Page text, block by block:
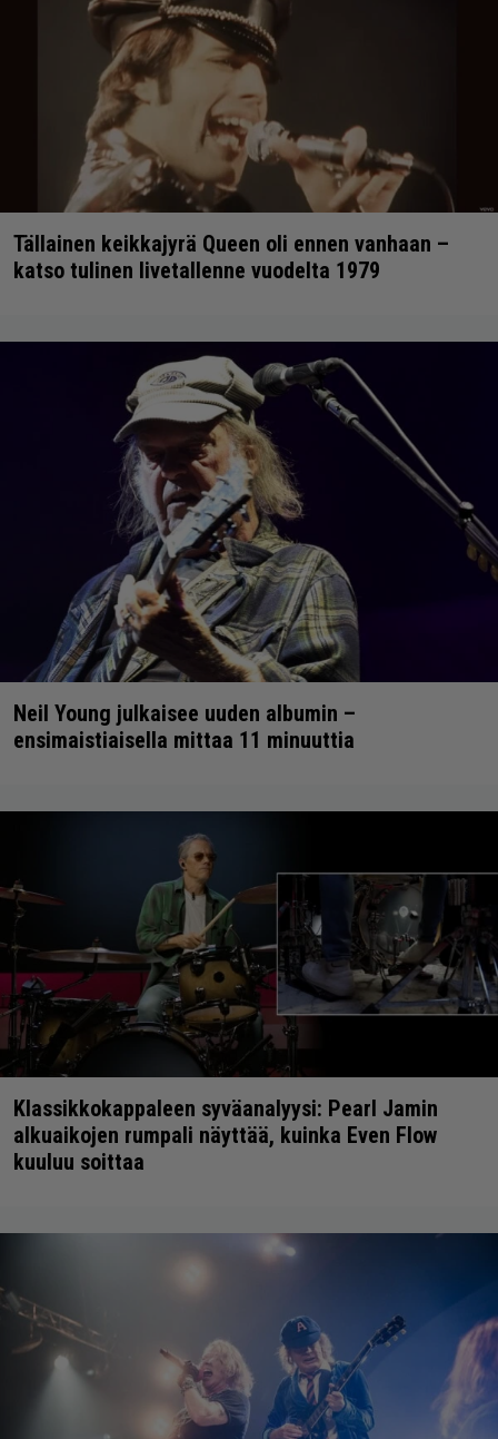
Tällainen keikkajyrä Queen oli ennen vanhaan –
katso tulinen livetallenne vuodelta 1979
Neil Young julkaisee uuden albumin –
ensimaistiaisella mittaa 11 minuuttia
Klassikkokappaleen syväanalyysi: Pearl Jamin
alkuaikojen rumpali näyttää, kuinka Even Flow
kuuluu soittaa